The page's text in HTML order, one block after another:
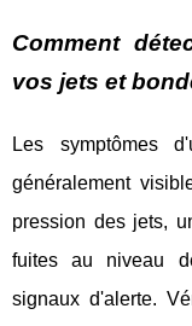
Comment
vos jets et
Les symptômes
généralement
pression des jets,
fuites au niveau
signaux d'alerte.